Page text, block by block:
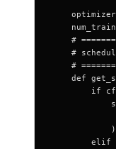
#
#
#
def
if
            )
elif